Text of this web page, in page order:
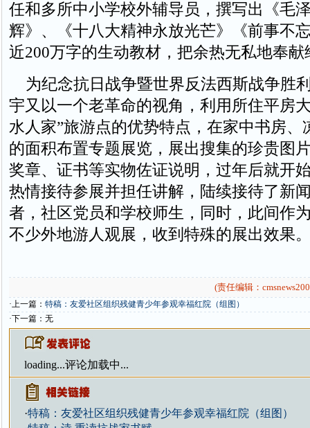
任和多所中小学校外辅导员，撰写出《毛
辉》、《十八大精神永放光芒》《前事不
近200万字的生动教材，把余热无私地奉献
为纪念抗日战争暨世界反法西斯战争胜
宇又以一个老革命的视角，利用所住平房
水人家”旅游点的优势特点，在家中书房、
的面积布置专题展览，展出搜集的珍贵图
奖章、证书等实物佐证说明，过年后就开
热情接待参展并担任讲解，陆续接待了新
者，社区党员和学校师生，同时，此间作
不少外地游人观展，收到特殊的展出效果
(责任编辑：
·上一篇： 特稿：友爱社区组织残健青少年参观幸福红院（组图）
·下一篇：无
loading...评论加载中...
·特稿：友爱社区组织残健青少年参观幸福红院（组图）